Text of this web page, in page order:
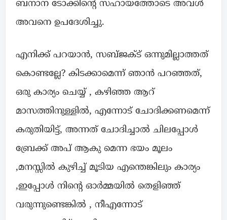
ബനാന ടോക്കിൻ്റെ സഹായത്തോടെ അവൾ
അവനെ ഉപദേശിച്ചു.
എനിക്ക് പറയാൻ, സബ്ജക്ട് ഒന്നുമില്ലാത്തത്
കൊണ്ടല്ലേ? കിടക്കാമെന്ന് ഞാൻ പറഞ്ഞത്,
ഒരു കാര്യം ചെയ്യ് , കഴിഞ്ഞ ആറ്
മാസത്തിനുള്ളിൽ, എന്നോട് ചോദിക്കണമെന്ന്
കരുതിയിട്ട്, അന്നത് ചോദിച്ചാൽ ചിലപ്പോൾ
ബ്രേക്ക് അപ് ആകു മെന്ന ഭയം മൂലം
,മനസ്സിൽ കുഴിച്ച് മൂടിയ എന്തെങ്കിലും കാര്യം
,ഇപ്പോൾ നിൻ്റെ ഓർമ്മയിൽ തെളിഞ്ഞ്
വരുന്നുണ്ടെങ്കിൽ , നീഎന്നോട്